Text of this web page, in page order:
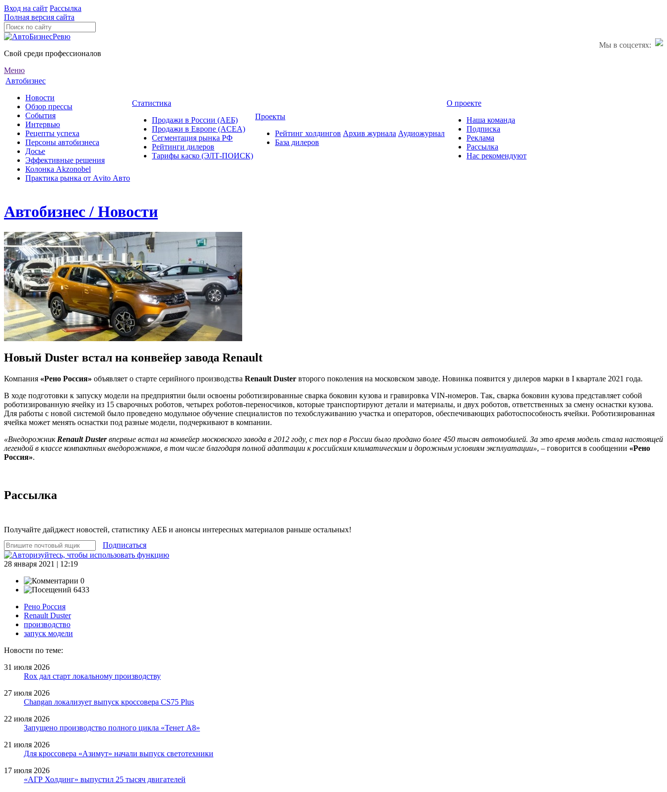
Вход на сайт Рассылка
Полная версия сайта
Мы в соцсетях:
Свой среди профессионалов
Меню
Автобизнес
Новости
Обзор прессы
События
Интервью
Рецепты успеха
Персоны автобизнеса
Досье
Эффективные решения
Колонка Akzonobel
Практика рынка от Аvito Авто
Статистика
Продажи в России (АЕБ)
Продажи в Европе (ACEA)
Сегментация рынка РФ
Рейтинги дилеров
Тарифы каско (ЭЛТ-ПОИСК)
Проекты
Рейтинг холдингов
База дилеров
Архив журнала Аудиожурнал
О проекте
Наша команда
Подписка
Реклама
Рассылка
Нас рекомендуют
Автобизнес / Новости
Новый Duster встал на конвейер завода Renault
Компания «Рено Россия» объявляет о старте серийного производства Renault Duster второго поколения на московском заводе. Новинка появится у дилеров марки в I квартале 2021 года.
В ходе подготовки к запуску модели на предприятии были освоены роботизированные сварка боковин кузова и гравировка VIN-номеров. Так, сварка боковин кузова представляет собой
роботизированную ячейку из 15 сварочных роботов, четырех роботов-переносчиков, которые транспортируют детали и материалы, и двух роботов, ответственных за смену оснастки кузова.
Для работы с новой системой было проведено модульное обучение специалистов по техобслуживанию участка и операторов, обеспечивающих работоспособность ячейки. Роботизированная
ячейка может менять оснастки под разные модели, подчеркивают в компании.
«Внедорожник Renault Dusterвпервые встал на конвейер московского завода в 2012 году, с тех пор в России было продано более 450 тысяч автомобилей. За это время модель стала настоящей
легендой в классе компактных внедорожников, в том числе благодаря полной адаптации к российским климатическим и дорожным условиям эксплуатации», – говорится в сообщении «Рено
Россия».
Рассылка
Получайте дайджест новостей, статистику АЕБ и анонсы интересных материалов раньше остальных!
Подписаться
28 января 2021 | 12:19
0
6433
Рено Россия
Renault Duster
производство
запуск модели
Новости по теме:
31 июля 2026
Rox дал старт локальному производству
27 июля 2026
Changan локализует выпуск кроссовера CS75 Plus
22 июля 2026
Запущено производство полного цикла «Тенет A8»
21 июля 2026
Для кроссовера «Азимут» начали выпуск светотехники
17 июля 2026
«АГР Холдинг» выпустил 25 тысяч двигателей